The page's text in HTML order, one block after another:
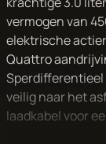
vermogen van
elektrische
Quattro
Sperdifferentieel
veilig naar het
laadkabel voor